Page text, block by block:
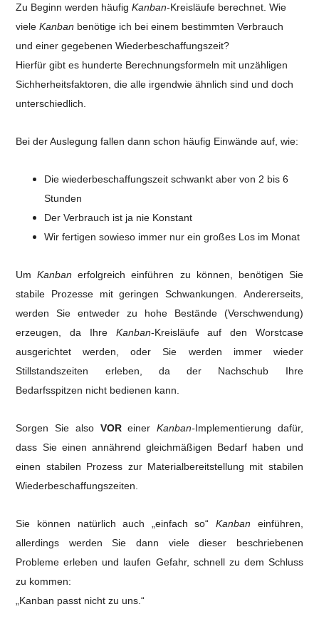
Zu Beginn werden häufigKanban-Kreisläufe berechnet. Wie
vieleKanban benötige ich bei einem bestimmten Verbrauch
und einer gegebenen Wiederbeschaffungszeit?
Hierfür gibt es hunderte Berechnungsformeln mit unzähligen
Sichherheitsfaktoren, die alle irgendwie ähnlich sind und doch
unterschiedlich.
Bei der Auslegung fallen dann schon häufig Einwände auf, wie:
Die wiederbeschaffungszeit schwankt aber von 2 bis 6
Stunden
Der Verbrauch ist ja nie Konstant
Wir fertigen sowieso immer nur ein großes Los im Monat
UmKanban erfolgreich einführen zu können, benötigen Sie
stabile Prozesse mit geringen Schwankungen. Andererseits,
werden Sie entweder zu hohe Bestände (Verschwendung)
erzeugen, da Ihre Kanban-Kreisläufe auf den Worstcase
ausgerichtet werden, oder Sie werden immer wieder
Stillstandszeiten erleben, da der Nachschub Ihre
Bedarfsspitzen nicht bedienen kann.
Sorgen Sie also VOReiner Kanban-Implementierung dafür,
dass Sie einen annährend gleichmäßigen Bedarf haben und
einen stabilen Prozess zur Materialbereitstellung mit stabilen
Wiederbeschaffungszeiten.
Sie können natürlich auch „einfach so“Kanban einführen,
allerdings werden Sie dann viele dieser beschriebenen
Probleme erleben und laufen Gefahr, schnell zu dem Schluss
zu kommen:
„Kanban passt nicht zu uns.“